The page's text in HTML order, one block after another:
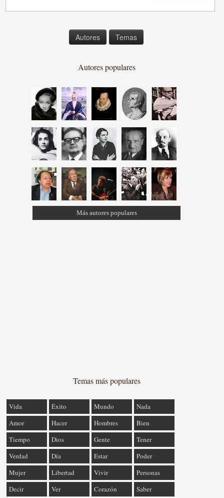
Autores Temas
Autores populares
Más autores populares
Temas más populares
Vida Éxito Mundo
Nada
Amor
Hacer Hombres
Bien
Tiempo
Dios Gente
Tener
Verdad
Día Estar
Poder
Mujer
Libertad Vivir
Personas
Decir
Ver Corazón Saber